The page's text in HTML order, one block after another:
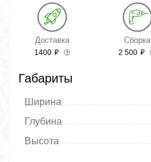
Доставка
1400 ₽
Сборка
2 500 ₽
Габариты
Ширина
Глубина
Высота